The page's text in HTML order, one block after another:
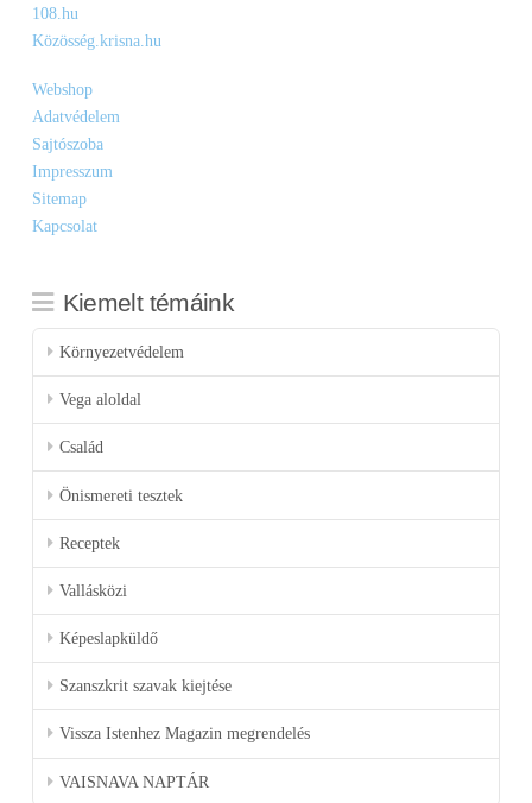
108.hu
Közösség.krisna.hu
Webshop
Adatvédelem
Sajtószoba
Impresszum
Sitemap
Kapcsolat
Kiemelt témáink
Környezetvédelem
Vega aloldal
Család
Önismereti tesztek
Receptek
Vallásközi
Képeslapküldő
Szanszkrit szavak kiejtése
Vissza Istenhez Magazin megrendelés
VAISNAVA NAPTÁR